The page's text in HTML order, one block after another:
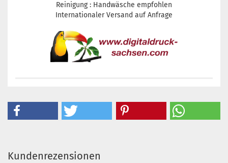
Reinigung : Handwäsche empfohlen
Internationaler Versand auf Anfrage
Kundenrezensionen